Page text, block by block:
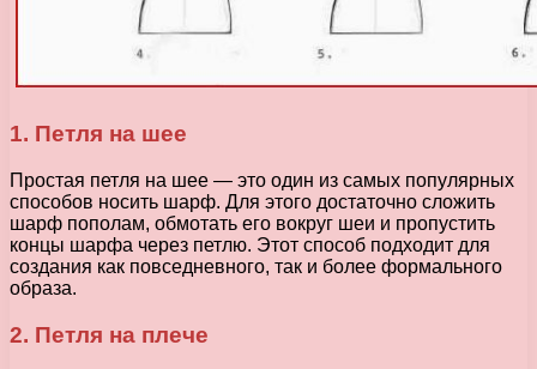
1. Петля на шее
Простая петля на шее — это один из самых популярных
способов носить шарф. Для этого достаточно сложить
шарф пополам, обмотать его вокруг шеи и пропустить
концы шарфа через петлю. Этот способ подходит для
создания как повседневного, так и более формального
образа.
2. Петля на плече